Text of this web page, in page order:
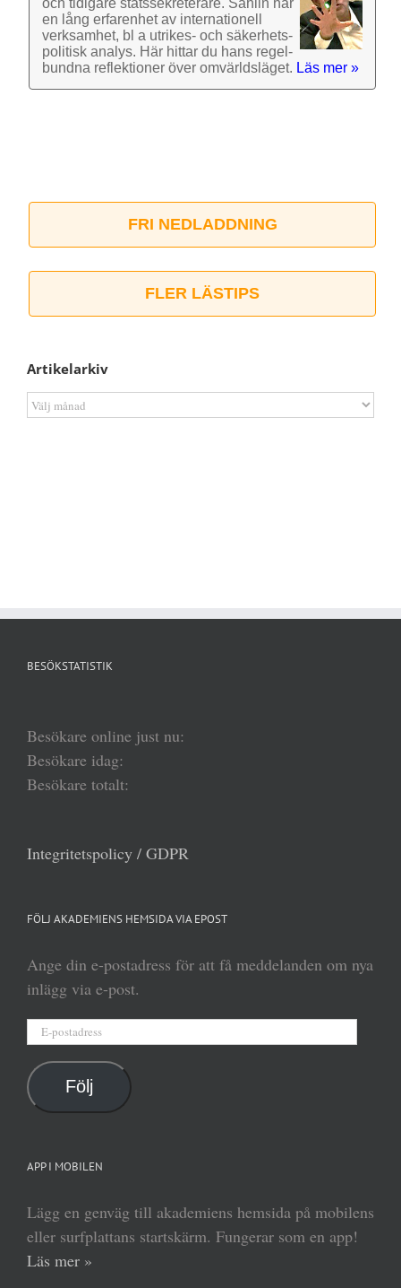
en lång erfarenhet av inter­nationell
verk­samhet, bl a utrikes- och säkerhets­
politisk analys. Här hittar du hans regel­
bundna reflek­tioner över omvärlds­läget. Läs mer »
FRI NEDLADDNING
FLER LÄSTIPS
Artikelarkiv
Artikelarkiv
BESÖKSTATISTIK
Besökare online just nu:
Besökare idag:
Besökare totalt:
Integritetspolicy / GDPR
FÖLJ AKADEMIENS HEMSIDA VIA EPOST
Ange din e-postadress för att få meddelanden om nya
inlägg via e-post.
postadress
Följ
APP I MOBILEN
Lägg en genväg till akademiens hemsida på mobilens
eller surfplattans startskärm. Fungerar som en app!
Läs mer »